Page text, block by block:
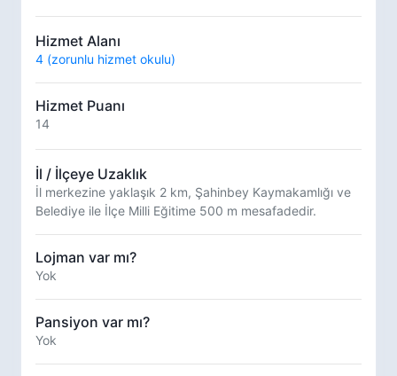
Hizmet Alanı
4 (zorunlu hizmet okulu)
Hizmet Puanı
14
İl / İlçeye Uzaklık
İl merkezine yaklaşık 2 km, Şahinbey Kaymakamlığı ve
Belediye ile İlçe Milli Eğitime 500 m mesafadedir.
Lojman var mı?
Yok
Pansiyon var mı?
Yok